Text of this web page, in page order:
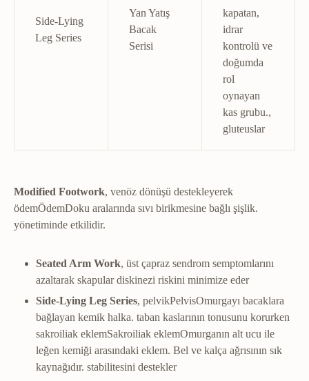
Side-Lying
Leg Series
Yan Yatış
Bacak
Serisi
kapatan,
idrar
kontrolü ve
doğumda
rol
oynayan
kas grubu.,
gluteuslar
Modified Footwork, venöz dönüşü destekleyerek
ödemÖdemDoku aralarında sıvı birikmesine bağlı şişlik.
yönetiminde etkilidir.
Seated Arm Work, üst çapraz sendrom semptomlarını
azaltarak skapular diskinezi riskini minimize eder
Side-Lying Leg Series, pelvikPelvisOmurgayı bacaklara
bağlayan kemik halka. taban kaslarının tonusunu korurken
sakroiliak eklemSakroiliak eklemOmurganın alt ucu ile
leğen kemiği arasındaki eklem. Bel ve kalça ağrısının sık
kaynağıdır. stabilitesini destekler